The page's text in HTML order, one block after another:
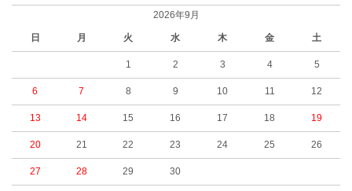
2026年9月
日 月 火 水 木 金 土
1 2 3 4 5
6 7 8 9 10 11 12
13 14 15 16 17 18 19
20 21 22 23 24 25 26
27 28 29 30